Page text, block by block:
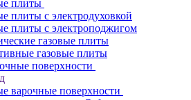
плиты
плиты с электродуховкой
плиты с электроподжигом
газовые плиты
газовые плиты
поверхности
варочные поверхности